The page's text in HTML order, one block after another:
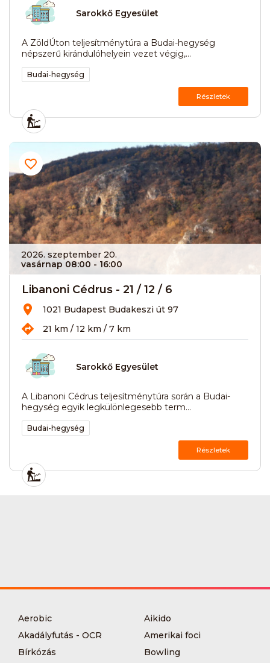
Sarokkő Egyesület
A ZöldÚton teljesítménytúra a Budai-hegység
népszerű kirándulóhelyein vezet végig,...
Budai-hegység
Részletek
2026. szeptember 20.
vasárnap 08:00 - 16:00
Libanoni Cédrus - 21 / 12 / 6
1021 Budapest Budakeszi út 97
21 km / 12 km / 7 km
Sarokkő Egyesület
A Libanoni Cédrus teljesítménytúra során a Budai-
hegység egyik legkülönlegesebb term...
Budai-hegység
Részletek
Aerobic
Aikido
Akadályfutás - OCR
Amerikai foci
Bírkózás
Bowling